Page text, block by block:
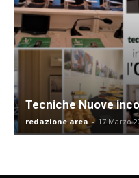
Tecniche Nuove
redazione area - 17 Marzo